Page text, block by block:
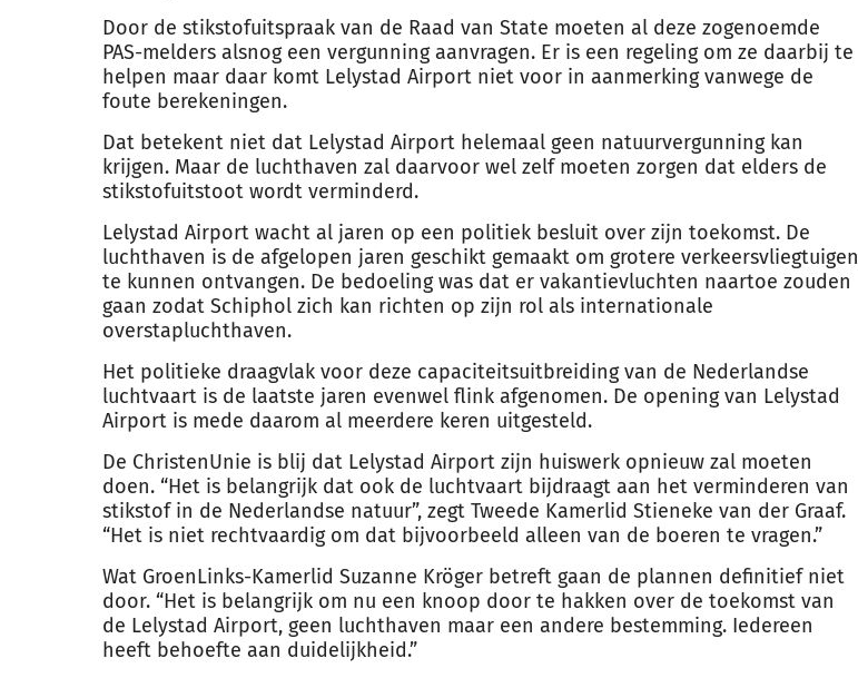
Door de stikstofuitspraak van de Raad van State moeten al deze zogenoemde
PAS-melders alsnog een vergunningaanvragen. Er is een regeling om ze daarbij te
helpen maar daar komt Lelystad Airport niet voor in aanmerking vanwege de
foute berekeningen.
Dat betekent niet dat Lelystad Airport helemaal geen natuurvergunningkan
krijgen. Maar de luchthaven zal daarvoor wel zelf moeten zorgen dat elders de
stikstofuitstoot wordt verminderd.
Lelystad Airport wacht al jaren op een politiek besluit over zijn toekomst. De
luchthaven is de afgelopen jaren geschikt gemaakt om grotere verkeersvliegtuigen
te kunnen ontvangen. De bedoeling was dat er vakantievluchten naartoe zouden
gaan zodat Schiphol zich kan richten op zijn rol als internationale
overstapluchthaven.
Het politieke draagvlak voor deze capaciteitsuitbreiding van de Nederlandse
luchtvaart is de laatste jaren evenwel flink afgenomen. De opening van Lelystad
Airport is mede daarom al meerdere keren uitgesteld.
De ChristenUnie is blij dat Lelystad Airport zijn huiswerk opnieuw zal moeten
doen. “Het is belangrijk dat ook de luchtvaart bijdraagt aan het verminderen van
stikstof in de Nederlandse natuur”, zegt Tweede Kamerlid Stieneke van der Graaf.
“Het is niet rechtvaardig om dat bijvoorbeeld alleen van de boeren te vragen.”
Wat GroenLinks-Kamerlid Suzanne Kröger betreft gaan de plannen definitief niet
door. “Het is belangrijk om nu een knoop door te hakken over de toekomst van
de Lelystad Airport, geen luchthaven maar een andere bestemming. Iedereen
heeft behoefte aan duidelijkheid.”